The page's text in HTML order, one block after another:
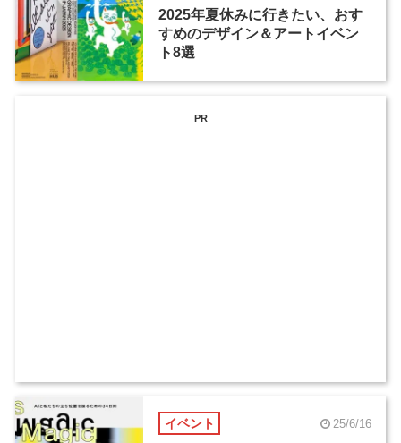
2025年夏休みに行きたい、おす
すめのデザイン＆アートイベン
ト8選
PR
イベント 25/6/16